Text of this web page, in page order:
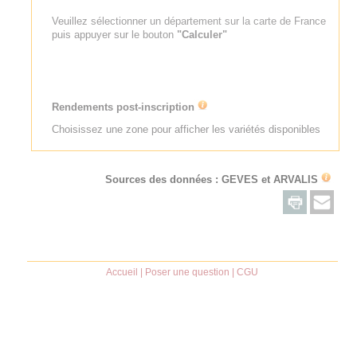
Veuillez sélectionner un département sur la carte de France
puis appuyer sur le bouton "Calculer"
Rendements post-inscription
Choisissez une zone pour afficher les variétés disponibles
Sources des données : GEVES etARVALIS
Accueil Poser une question |CGU